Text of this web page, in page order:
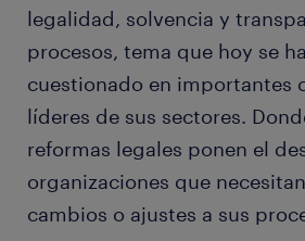
legalidad, solvencia y
procesos, tema que hoy se
cuestionado en importantes
líderes de sus sectores.
reformas legales ponen el
organizaciones que
cambios o ajustes a sus